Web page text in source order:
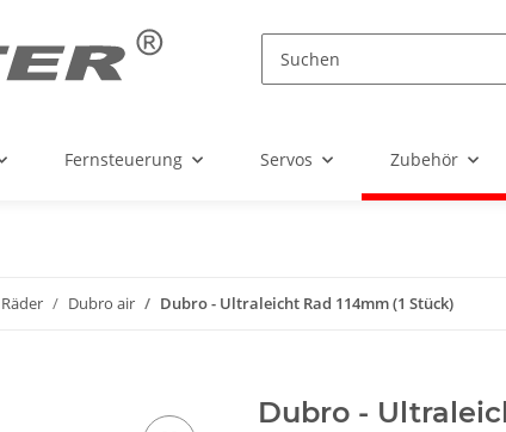
Fernsteuerung Servos Zubehör
Räder Dubro air Dubro - Ultraleicht Rad 114mm (1 Stück)
Dubro -